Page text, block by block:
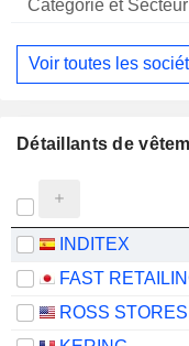
Voir toutes les
Détaillants de
INDITEX
FAST
ROSS